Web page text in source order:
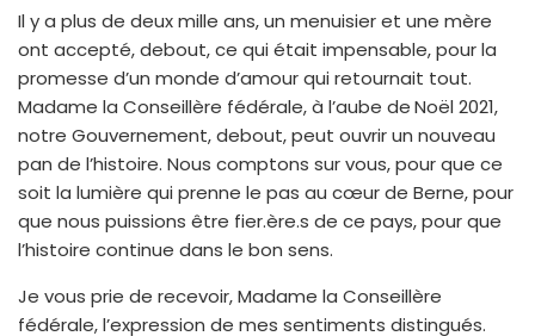
Il y a plus de deux mille ans, un menuisier et une mère
ont accepté, debout, ce qui était impensable, pour la
promesse d’un monde d’amour qui retournait tout.
Madame la Conseillère fédérale, à l’aube deNoël 2021,
notre Gouvernement, debout, peut ouvrir un nouveau
pan de l’histoire. Nous comptons sur vous, pour que ce
soit la lumière qui prenne le pas au cœur de Berne, pour
que nous puissions être fier.ère.s de ce pays, pour que
l’histoire continue dans le bon sens.
Je vous prie de recevoir, Madame la Conseillère
fédérale, l’expression de mes sentiments distingués.